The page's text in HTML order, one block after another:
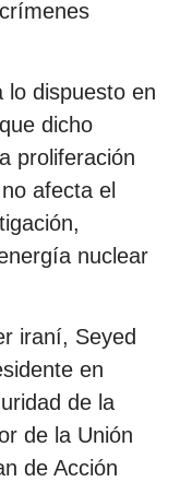
lo dispuesto en
dicho
proliferación
afecta el
nuclear
iraní, Seyed
en
de la
de la Unión
de Acción